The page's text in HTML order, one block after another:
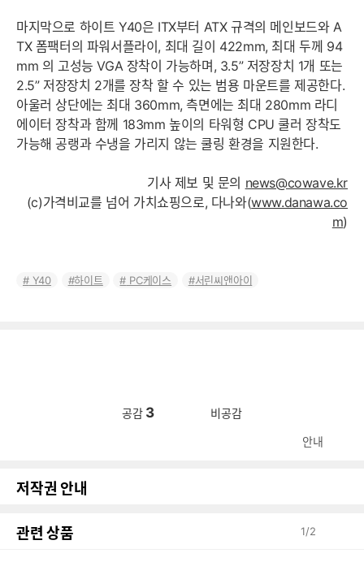
마지막으로 하이트 Y40은 ITX부터 ATX 규격의 메인보드와 A
TX 폼팩터의 파워서플라이, 최대 길이 422mm, 최대 두께 94
mm 의 고성능 VGA 장착이 가능하며, 3.5” 저장장치 1개 또는
2.5” 저장장치 2개를 장착 할 수 있는 범용 마운트를 제공한다.
아울러 상단에는 최대 360mm, 측면에는 최대 280mm 라디
에이터 장착과 함께 183mm 높이의 타워형 CPU 쿨러 장착도
가능해 공랭과 수냉을 가리지 않는 쿨링 환경을 지원한다.
기사 제보 및 문의 news@cowave.kr
(c)가격비교를 넘어 가치쇼핑으로, 다나와(www.danawa.co
m)
Y40 하이트 PC케이스 서린씨앤아이
공감 3 비공감
안내
저작권 안내
관련 상품 1/2